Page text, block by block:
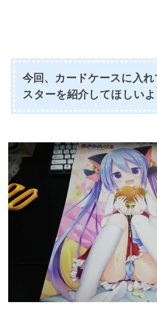
今回、カードケースに入
スターを紹介してほしいよ